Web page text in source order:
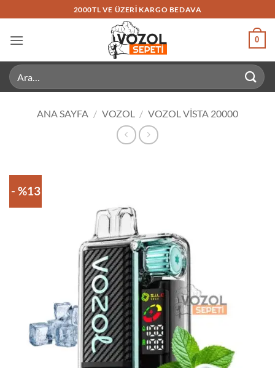
atla
2000TL VE ÜZERI KARGO BEDAVA
0
Ara:
ANA SAYFA / VOZOL / VOZOL VISTA 20000
- %13